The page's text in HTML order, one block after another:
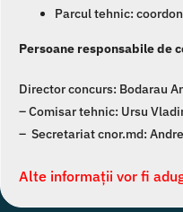
Parcul tehnic:
Persoane responsabile de
Director concurs: Bodarau
– Comisar tehnic: Ursu
– Secretariat cnor.md:
Alte informații vor fi